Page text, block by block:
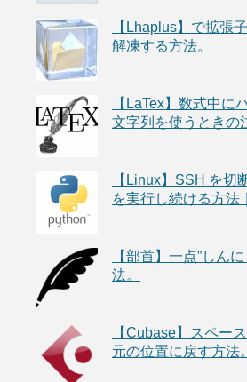
【Lhaplus】で拡張
解凍する方法。
【LaTex】数式中に
文字列を使うときの
【Linux】SSH を切
を実行し続ける方法
【部首】一点”しん
法。
【Cubase】スペー
元の位置に戻す方法。